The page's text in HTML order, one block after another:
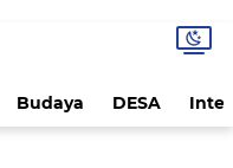
Budaya DESA